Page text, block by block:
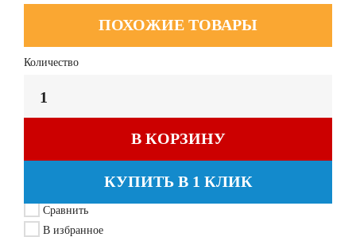
ПОХОЖИЕ ТОВАРЫ
Количество
В КОРЗИНУ
КУПИТЬ В 1 КЛИК
Сравнить
В избранное